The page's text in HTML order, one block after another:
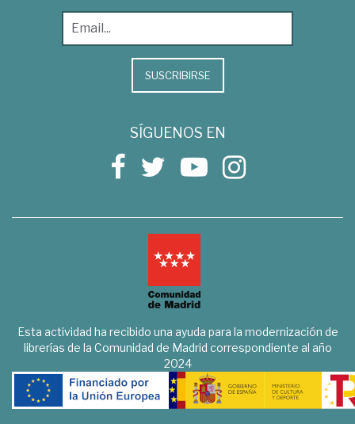
SUSCRIBIRSE
SÍGUENOS EN
Esta actividad ha recibido una ayuda para la modernización de
librerías de la Comunidad de Madrid correspondiente al año
2024